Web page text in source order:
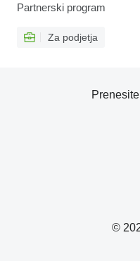
Partnerski program
Za podjetja
©